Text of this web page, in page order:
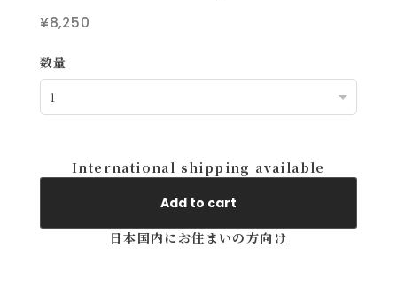
¥8,250
数量
International shipping available
Add to cart
日本国内にお住まいの方向け